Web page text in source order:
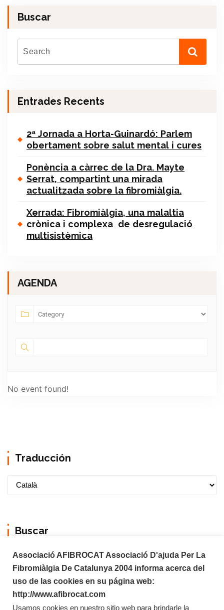
Buscar
Entrades Recents
2ª Jornada a Horta-Guinardó: Parlem
obertament sobre salut mental i cures
Ponència a càrrec de la Dra. Mayte
Serrat, compartint una mirada
actualitzada sobre la fibromiàlgia.
Xerrada: Fibromiàlgia, una malaltia
crònica i complexa de desregulació
multisistèmica
AGENDA
No event found!
Traducción
Buscar
Associació AFIBROCAT Associació D'ajuda Per La
Fibromiàlgia De Catalunya 2004 informa acerca del
uso de las cookies en su página web:
http://www.afibrocat.com
Usamos cookies en nuestro sitio web para brindarle la